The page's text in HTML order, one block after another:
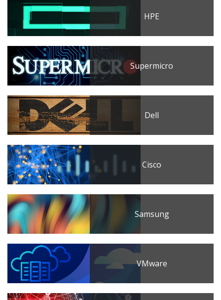
HPE
Supermicro
Dell
Cisco
Samsung
VMware